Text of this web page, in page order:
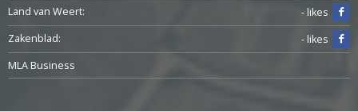
Land van Weert:
- likes
Zakenblad:
- likes
MLA Business